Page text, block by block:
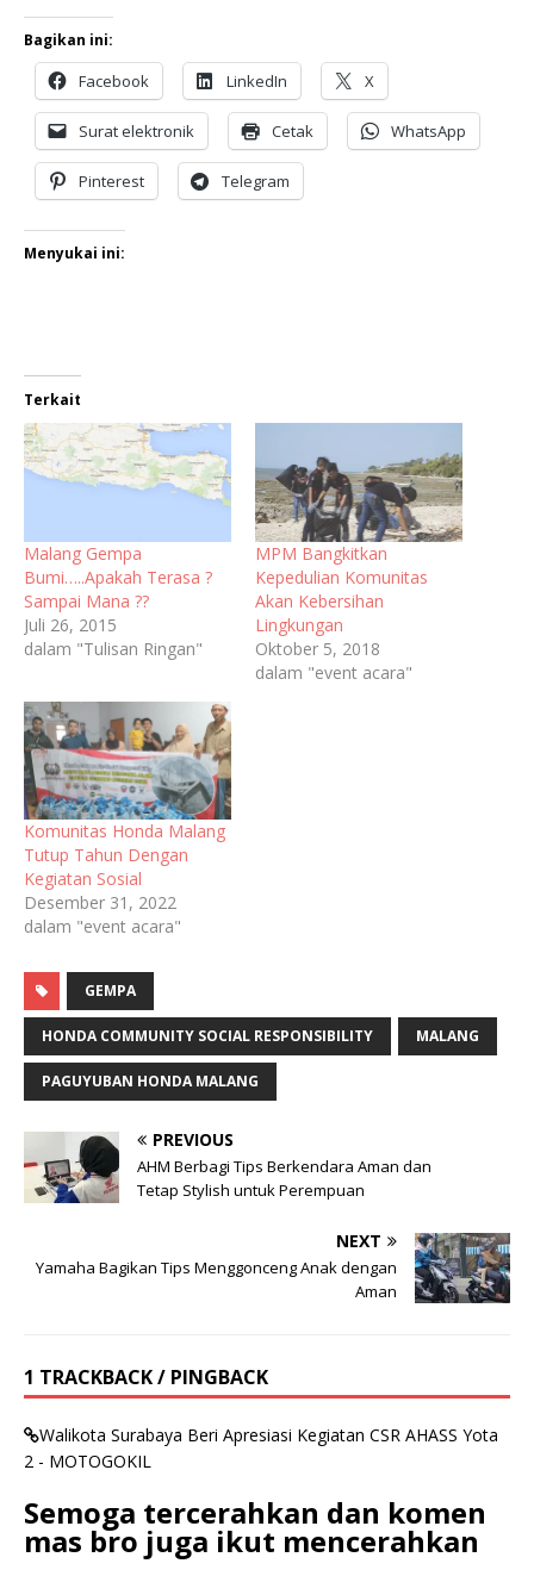
Bagikan ini:
Facebook LinkedIn X
Surat elektronik Cetak WhatsApp
Pinterest Telegram
Menyukai ini:
Terkait
Malang Gempa
Bumi…..Apakah Terasa ?
Sampai Mana ??
Juli 26, 2015
dalam "Tulisan Ringan"
MPM Bangkitkan
Kepedulian Komunitas
Akan Kebersihan
Lingkungan
Oktober 5, 2018
dalam "event acara"
Komunitas Honda Malang
Tutup Tahun Dengan
Kegiatan Sosial
Desember 31, 2022
dalam "event acara"
GEMPA
HONDA COMMUNITY SOCIAL RESPONSIBILITY MALANG
PAGUYUBAN HONDA MALANG
PREVIOUS
AHM Berbagi Tips Berkendara Aman dan
Tetap Stylish untuk Perempuan
NEXT
Yamaha Bagikan Tips Menggonceng Anak dengan
Aman
1 TRACKBACK / PINGBACK
Walikota Surabaya Beri Apresiasi Kegiatan CSR AHASS Yota
2 - MOTOGOKIL
Semoga tercerahkan dan komen
mas bro juga ikut mencerahkan